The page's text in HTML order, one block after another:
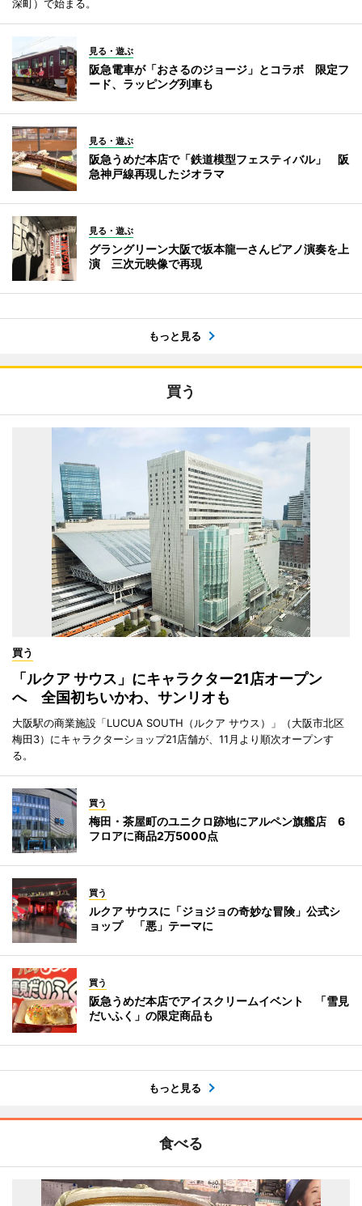
深町）で始まる。
見る・遊ぶ
阪急電車が「おさるのジョージ」とコラボ 限定フ
ード、ラッピング列車も
見る・遊ぶ
阪急うめだ本店で「鉄道模型フェスティバル」 阪
急神戸線再現したジオラマ
見る・遊ぶ
グラングリーン大阪で坂本龍一さんピアノ演奏を上
演 三次元映像で再現
もっと見る
買う
買う
「ルクア サウス」にキャラクター21店オープン
へ 全国初ちいかわ、サンリオも
大阪駅の商業施設「LUCUA SOUTH（ルクア サウス）」（大阪市北区
梅田3）にキャラクターショップ21店舗が、11月より順次オープンす
る。
買う
梅田・茶屋町のユニクロ跡地にアルペン旗艦店 6
フロアに商品2万5000点
買う
ルクア サウスに「ジョジョの奇妙な冒険」公式シ
ョップ 「悪」テーマに
買う
阪急うめだ本店でアイスクリームイベント 「雪見
だいふく」の限定商品も
もっと見る
食べる